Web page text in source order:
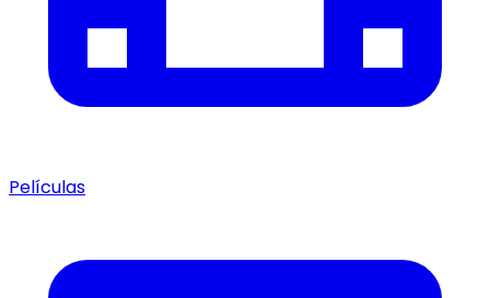
Películas